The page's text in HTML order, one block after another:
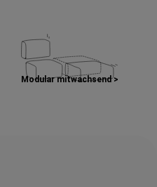
Modular mitwachsend >